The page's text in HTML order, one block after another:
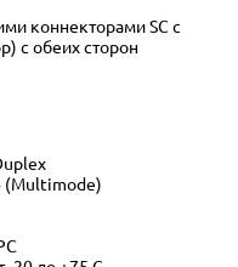
коннекторами SC с
с обеих сторон
(Multimode)